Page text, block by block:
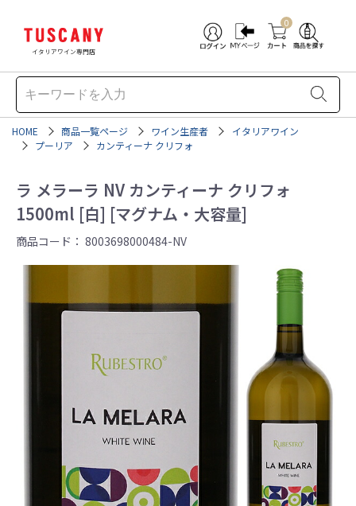
イタリアワイン専門店
0
HOME 商品一覧ページ ワイン生産者
イタリアワイン
プーリア
カンティーナ クリフォ
ラ メラーラ NV カンティーナ クリフォ
1500ml [白] [マグナム・大容量]
商品コード： 8003698000484-NV